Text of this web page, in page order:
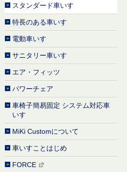
スタンダード車いす
特長のある車いす
電動車いす
サニタリー車いす
エア・フィッツ
パワーチェア
車椅子簡易固定 システム対応車
いす
MiKi Customについて
車いすことはじめ
FORCE